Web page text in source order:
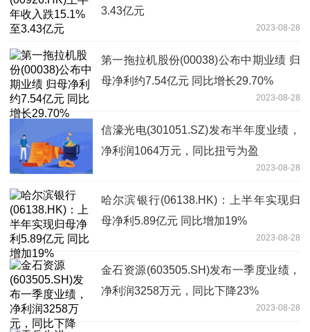
3.43亿元
2023-08-28
第一拖拉机股份(00038)公布中期业绩 归
母净利约7.54亿元 同比增长29.70%
2023-08-28
信濠光电(301051.SZ)发布半年度业绩，
净利润1064万元，同比扭亏为盈
2023-08-28
哈尔滨银行(06138.HK)：上半年实现归
母净利5.89亿元 同比增加19%
2023-08-28
金石资源(603505.SH)发布一季度业绩，
净利润3258万元，同比下降23%
2023-08-28